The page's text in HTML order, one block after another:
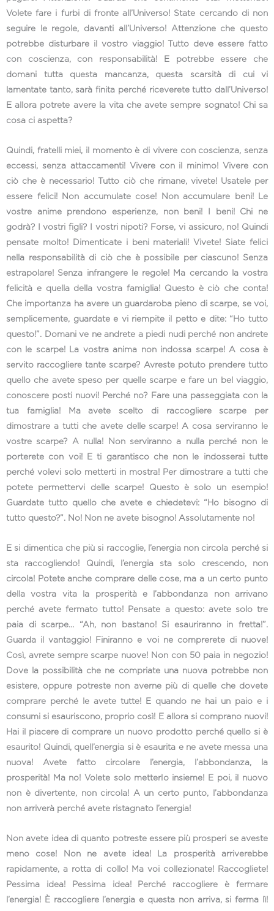
Volete fare i furbi di fronte all’Universo! State cercando di non
seguire le regole, davanti all’Universo! Attenzione che questo
potrebbe disturbare il vostro viaggio! Tutto deve essere fatto
con coscienza, con responsabilità! E potrebbe essere che
domani tutta questa mancanza, questa scarsità di cui vi
lamentate tanto, sarà finita perché riceverete tutto dall’Universo!
E allora potrete avere la vita che avete sempre sognato! Chi sa
cosa ci aspetta?
Quindi, fratelli miei, il momento è di vivere con coscienza, senza
eccessi, senza attaccamenti! Vivere con il minimo! Vivere con
ciò che è necessario! Tutto ciò che rimane, vivete! Usatele per
essere felici! Non accumulate cose! Non accumulare beni! Le
vostre anime prendono esperienze, non beni! I beni! Chi ne
godrà? I vostri figli? I vostri nipoti? Forse, vi assicuro, no! Quindi
pensate molto! Dimenticate i beni materiali! Vivete! Siate felici
nella responsabilità di ciò che è possibile per ciascuno! Senza
estrapolare! Senza infrangere le regole! Ma cercando la vostra
felicità e quella della vostra famiglia! Questo è ciò che conta!
Che importanza ha avere un guardaroba pieno di scarpe, se voi,
semplicemente, guardate e vi riempite il petto e dite: “Ho tutto
questo!”. Domani ve ne andrete a piedi nudi perché non andrete
con le scarpe! La vostra anima non indossa scarpe! A cosa è
servito raccogliere tante scarpe? Avreste potuto prendere tutto
quello che avete speso per quelle scarpe e fare un bel viaggio,
conoscere posti nuovi! Perché no? Fare una passeggiata con la
tua famiglia! Ma avete scelto di raccogliere scarpe per
dimostrare a tutti che avete delle scarpe! A cosa serviranno le
vostre scarpe? A nulla! Non serviranno a nulla perché non le
porterete con voi! E ti garantisco che non le indosserai tutte
perché volevi solo metterti in mostra! Per dimostrare a tutti che
potete permettervi delle scarpe! Questo è solo un esempio!
Guardate tutto quello che avete e chiedetevi: “Ho bisogno di
tutto questo?”. No! Non ne avete bisogno! Assolutamente no!
E si dimentica che più si raccoglie, l’energia non circola perché si
sta raccogliendo! Quindi, l’energia sta solo crescendo, non
circola! Potete anche comprare delle cose, ma a un certo punto
della vostra vita la prosperità e l’abbondanza non arrivano
perché avete fermato tutto! Pensate a questo: avete solo tre
paia di scarpe… “Ah, non bastano! Si esauriranno in fretta!”.
Guarda il vantaggio! Finiranno e voi ne comprerete di nuove!
Così, avrete sempre scarpe nuove! Non con 50 paia in negozio!
Dove la possibilità che ne compriate una nuova potrebbe non
esistere, oppure potreste non averne più di quelle che dovete
comprare perché le avete tutte! E quando ne hai un paio e i
consumi si esauriscono, proprio così! E allora si comprano nuovi!
Hai il piacere di comprare un nuovo prodotto perché quello si è
esaurito! Quindi, quell’energia si è esaurita e ne avete messa una
nuova! Avete fatto circolare l’energia, l’abbondanza, la
prosperità! Ma no! Volete solo metterlo insieme! E poi, il nuovo
non è divertente, non circola! A un certo punto, l’abbondanza
non arriverà perché avete ristagnato l’energia!
Non avete idea di quanto potreste essere più prosperi se aveste
meno cose! Non ne avete idea! La prosperità arriverebbe
rapidamente, a rotta di collo! Ma voi collezionate! Raccogliete!
Pessima idea! Pessima idea! Perché raccogliere è fermare
l’energia! È raccogliere l’energia e questa non arriva, si ferma lì!